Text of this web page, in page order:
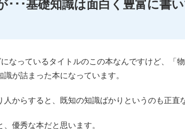
･･基礎知識は面白く豊富に書
なっているタイトルのこの本なんですけど、「
が詰まった本になっています。
からすると、既知の知識ばかりというのも正直
優秀な本だと思います。